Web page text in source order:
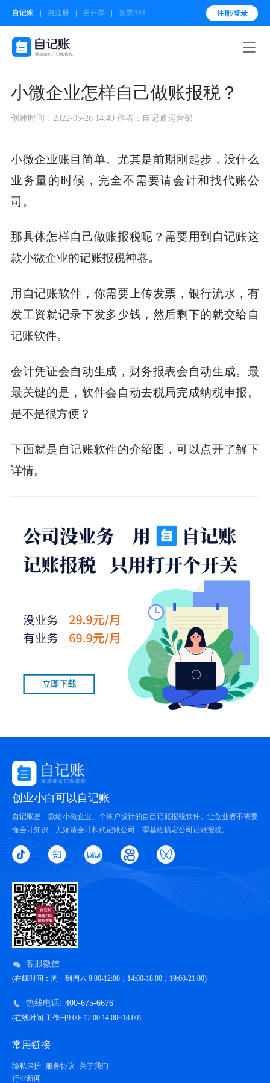
自记账 自注册 自开票 发票API 注册/登录

小微企业怎样自己做账报税？
创建时间：2022-05-26 14:40 作者：自记账运营部
小微企业账目简单。尤其是前期刚起步，没什么
业务量的时候，完全不需要请会计和找代账公
司。
那具体怎样自己做账报税呢？需要用到自记账这
款小微企业的记账报税神器。
用自记账软件，你需要上传发票，银行流水，有
发工资就记录下发多少钱，然后剩下的就交给自
记账软件。
会计凭证会自动生成，财务报表会自动生成。最
最关键的是，软件会自动去税局完成纳税申报。
是不是很方便？
下面就是自记账软件的介绍图，可以点开了解下
详情。
创业小白可以自记账
自记账是一款给小微企业、个体户设计的自己记账报税软件。让创业者不需要
懂会计知识，无须请会计和代记账公司，零基础搞定公司记账报税。
客服微信
(在线时间：周一到周六 9:00-12:00，14:00-18:00，19:00-21:00)
热线电话: 400-675-6676
(在线时间:工作日9:00~12:00,14:00~18:00)
常用链接
隐私保护 服务协议
关于我们
行业新闻